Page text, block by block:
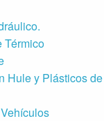
Térmico
Hule y Plásticos de